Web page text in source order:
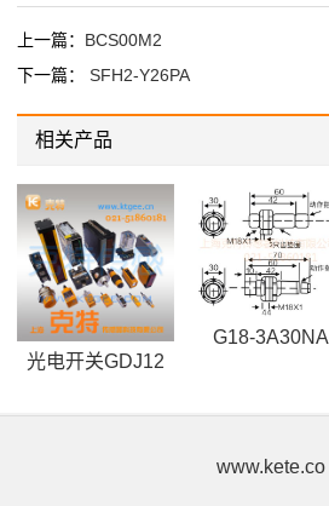
上一篇： BCS00M2
下一篇： SFH2-Y26PA
相关产品
光电开关GDJ12
G18-3A30NA
www.kete.co